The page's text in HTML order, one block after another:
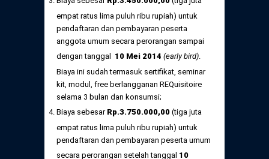
empat ratus lima puluh ribu rupiah) untuk
pendaftaran dan pembayaran peserta
anggota umum secara perorangan sampai
dengan tanggal 10 Mei 2014 (early bird)
Biaya ini sudah termasuk sertifikat, seminar
kit, modul, free berlangganan REQuisitoire
selama 3 bulan dan konsumsi;
Biaya sebesar Rp.3.750.000,00 (tiga juta
empat ratus lima puluh ribu rupiah) untuk
pendaftaran dan pembayaran peserta umum
secara perorangan setelah tanggal 10